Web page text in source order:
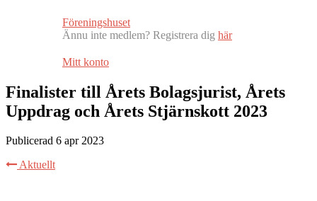
Föreningshuset
Ännu inte medlem? Registrera dig här
Mitt konto
Finalister till Årets Bolagsjurist, Årets
Uppdrag och Årets Stjärnskott 2023
Publicerad 6 apr 2023
Aktuellt